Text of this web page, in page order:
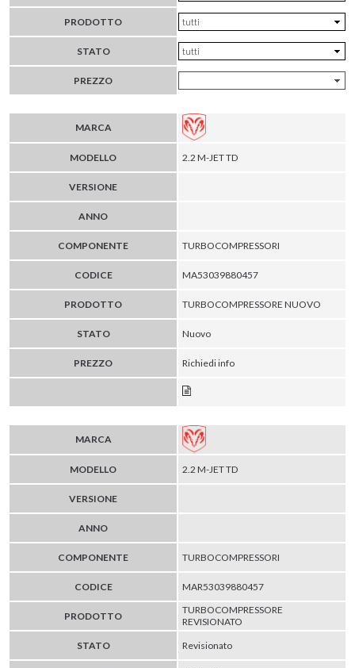
PRODOTTO
STATO
PREZZO
MARCA
MODELLO 2.2 M-JET TD
VERSIONE
ANNO
COMPONENTE TURBOCOMPRESSORI
CODICE MA53039880457
PRODOTTO TURBOCOMPRESSORE NUOVO
STATO Nuovo
PREZZO Richiedi info
MARCA
MODELLO 2.2 M-JET TD
VERSIONE
ANNO
COMPONENTE TURBOCOMPRESSORI
CODICE MAR53039880457
PRODOTTO
TURBOCOMPRESSORE
REVISIONATO
STATO
Revisionato